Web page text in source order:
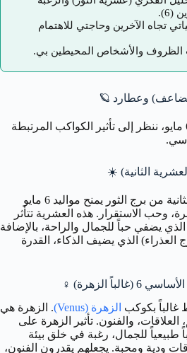
(6).
تجاه الآخرين وحاجتي للاهتمام
الظروف والأشخاص المحيطين بي.
(مضاعف) وعطارد 🪐
لفهم أعمق لشخصية مولود 6 مايو، ننظر إلى تأثير الكواكب المرتبطة
الثانية) ☀️
وجود الشمس في العشرية الثانية من برج الثور يمنح مواليد 6 مايو
وحب الاستقرار. هذه العشرية تتأثر
يضفي حباً للجمال والراحة، بالإضافة
الذي يضيف الذكاء، القدرة
الزهرة)
♀️
الزهرة (Venus)
. الزهرة هي
والفنون. تأثير الزهرة على
مواليد 6 مايو حباً طبيعياً للجمال، رغبة في خلق بيئة
ودية ومحبة. يجعلهم يقدرون الفنون،